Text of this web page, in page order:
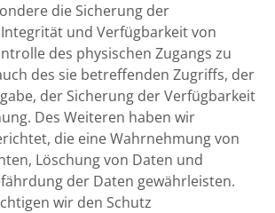
die Sicherung der
und Verfügbarkeit von
des physischen Zugangs zu
des sie betreffenden Zugriffs, der
der Sicherung der Verfügbarkeit
Des Weiteren haben wir
die eine Wahrnehmung von
Löschung von Daten und
der Daten gewährleisten.
wir den Schutz